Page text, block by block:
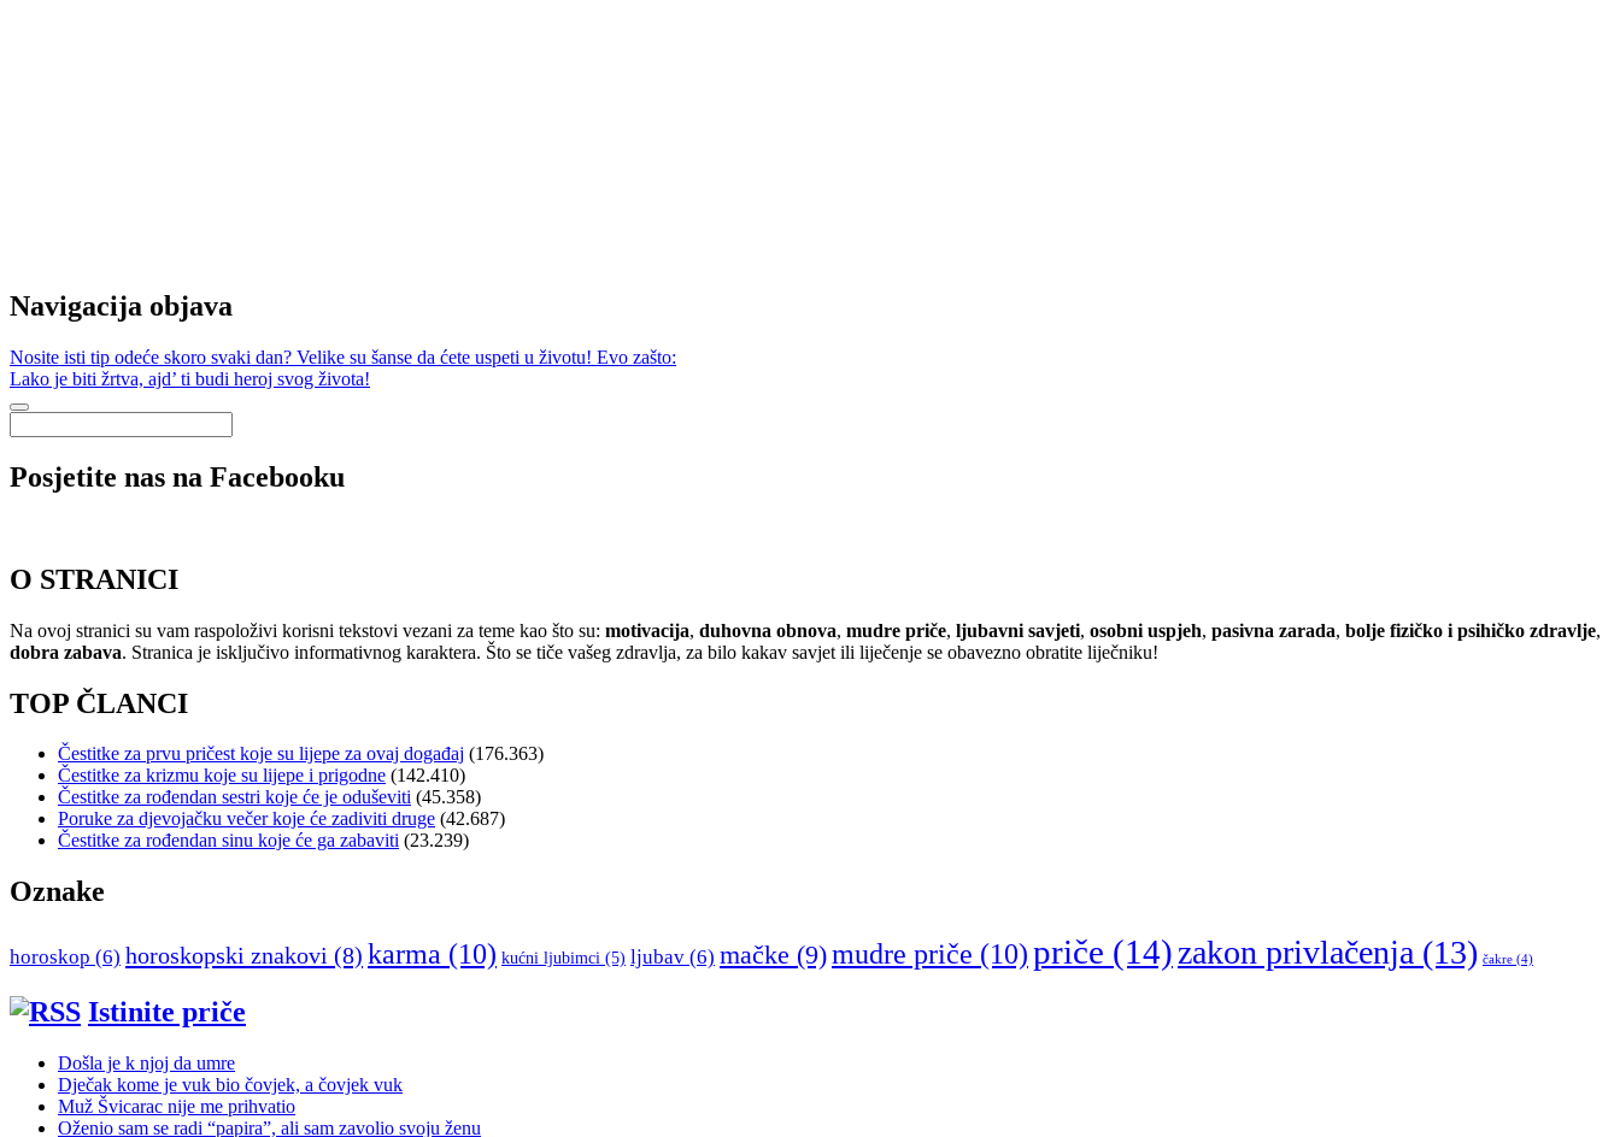
Navigacija objava
Nosite isti tip odeće skoro svaki dan? Velike su šanse da ćete uspeti u životu! Evo zašto:
Lako je biti žrtva, ajd’ ti budi heroj svog života!
Posjetite nas na Facebooku
O STRANICI
Na ovoj stranici su vam raspoloživi korisni tekstovi vezani za teme kao što su: motivacija, duhovna obnova, mudre priče, ljubavni savjeti, osobni uspjeh, pasivna zarada, bolje fizičko i psihičko zdravlje,
dobra zabava. Stranica je isključivo informativnog karaktera. Što se tiče vašeg zdravlja, za bilo kakav savjet ili liječenje se obavezno obratite liječniku!
TOP ČLANCI
Čestitke za prvu pričest koje su lijepe za ovaj događaj (176.363)
Čestitke za krizmu koje su lijepe i prigodne (142.410)
Čestitke za rođendan sestri koje će je oduševiti (45.358)
Poruke za djevojačku večer koje će zadiviti druge (42.687)
Čestitke za rođendan sinu koje će ga zabaviti (23.239)
Oznake
horoskop (6) horoskopski znakovi (8) karma (10) kućni ljubimci (5) ljubav (6) mačke (9)mudre priče (10)priče (14)zakon privlačenja (13) čakre (4)
Istinite priče
Došla je k njoj da umre
Dječak kome je vuk bio čovjek, a čovjek vuk
Muž Švicarac nije me prihvatio
Oženio sam se radi “papira”, ali sam zavolio svoju ženu